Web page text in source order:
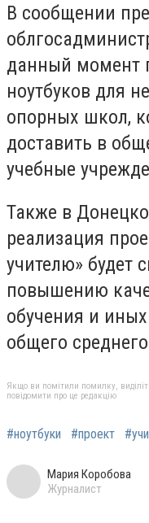
В сообщении
данный момент
ноутбуков для
опорных школ,
доставить в
учебные
Также в
реализация
учителю» будет
повышению
обучения и
общего
Якщо ви помітили помилку,
повідомити про це редакцію
#ноутбуки #проект
Мария Коробова
Журналист